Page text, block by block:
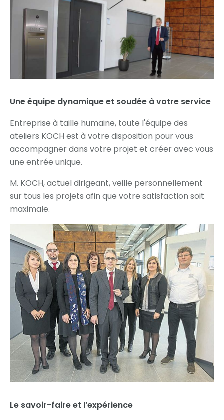
Une équipe dynamique et soudée à votre service
Entreprise à taille humaine, toute l'équipe des
ateliers KOCH est à votre disposition pour vous
accompagner dans votre projet et créer avec vous
une entrée unique.
M. KOCH, actuel dirigeant, veille personnellement
sur tous les projets afin que votre satisfaction soit
maximale.
Le savoir-faire et l’expérience